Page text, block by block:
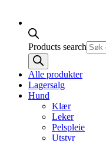
Products search
Alle produkter
Lagersalg
Hund
Klær
Leker
Pelspleie
Utstyr